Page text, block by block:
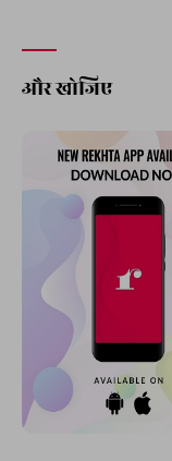
और खोजिए